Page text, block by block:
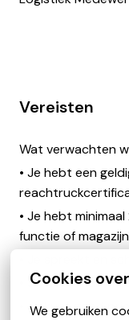
Cookies
We gebruiken
Vereisten
Wat verwachten
• Je hebt een
• Je hebt
functie of
• Je werkt
• Je kunt goed